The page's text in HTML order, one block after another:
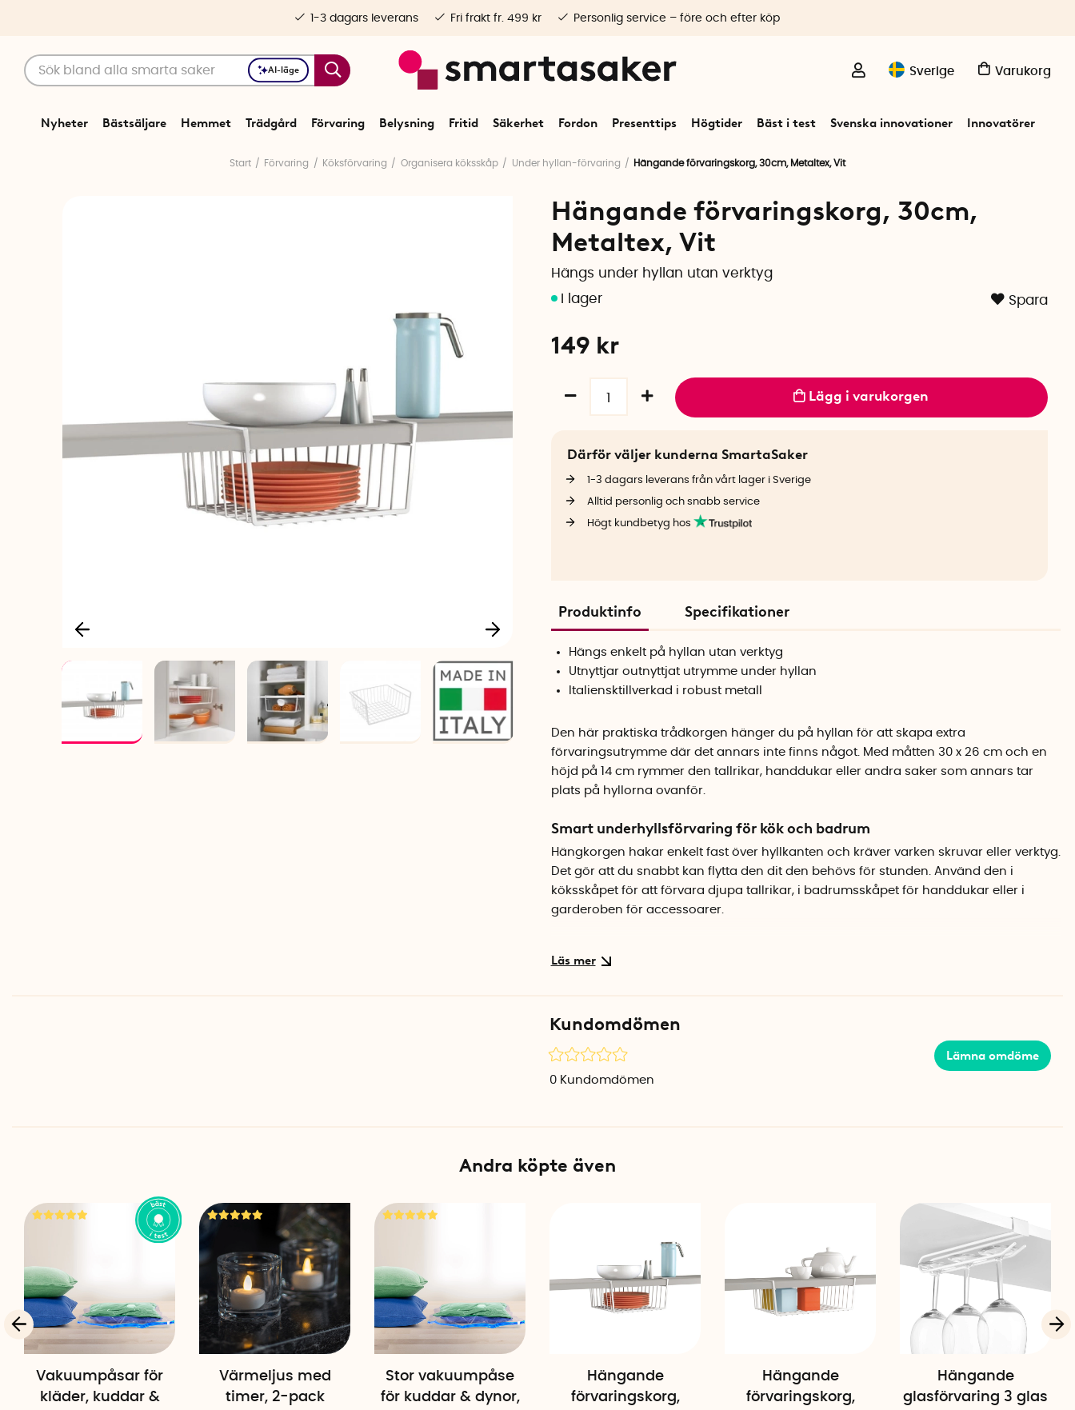
AI-läge Sverige Varukorg
Nyheter Bästsäljare Hemmet Trädgård Förvaring Belysning Fritid Säkerhet Fordon Presenttips Högtider Bäst i test Svenska innovationer Innovatörer
1-3 dagars leverans Fri frakt fr. 499 kr Personlig service – före och efter köp
Start Förvaring Köksförvaring Organisera köksskåp Under hyllan-förvaring Hängande förvaringskorg, 30cm, Metaltex, Vit
Hängande förvaringskorg, 30cm,
Metaltex, Vit
Hängs under hyllan utan verktyg
Spara
149 kr
Lägg i varukorgen
Därför väljer kunderna SmartaSaker
1-3 dagars leverans från vårt lager i Sverige
Alltid personlig och snabb service
Högt kundbetyg hos
Produktinfo Specifikationer
Hängs enkelt på hyllan utan verktyg
Utnyttjar outnyttjat utrymme under hyllan
Italiensktillverkad i robust metall
Den här praktiska trådkorgen hänger du på hyllan för att skapa extra
förvaringsutrymme där det annars inte finns något. Med måtten 30 x 26 cm och en
höjd på 14 cm rymmer den tallrikar, handdukar eller andra saker som annars tar
plats på hyllorna ovanför.
Smart underhyllsförvaring för kök och badrum
Hängkorgen hakar enkelt fast över hyllkanten och kräver varken skruvar eller verktyg.
Det gör att du snabbt kan flytta den dit den behövs för stunden. Använd den i
köksskåpet för att förvara djupa tallrikar, i badrumsskåpet för handdukar eller i
garderoben för accessoarer.
Specifikationer
Mått: 30 x 26 x 14 cm
Material: Lackerad metall
Kundomdömen
Lämna omdöme
0 Kundomdömen
Andra köpte även
Vakuumpåsar för
kläder, kuddar &
Värmeljus med
timer, 2-pack
Stor vakuumpåse
för kuddar & dynor,
Hängande
förvaringskorg,
Hängande
förvaringskorg,
Hängande
glasförvaring 3 glas